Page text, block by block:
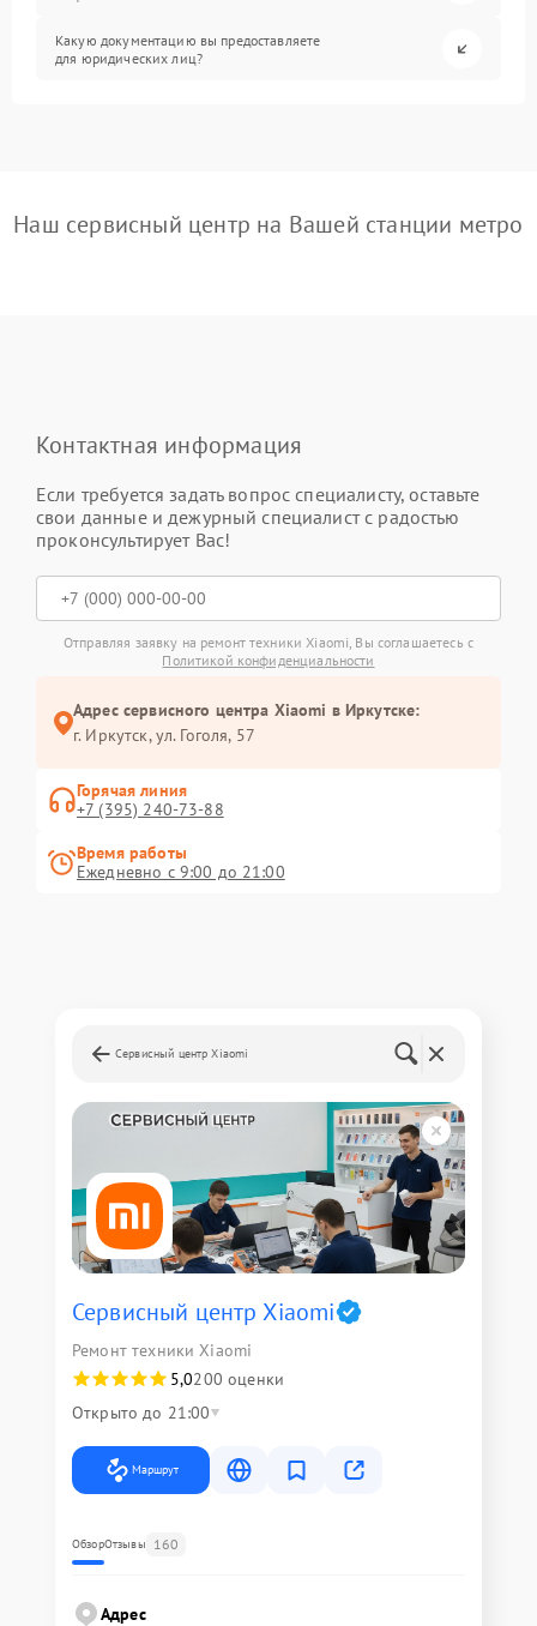
Какую документацию вы предоставляете
для юридических лиц?
Наш сервисный центр на Вашей станции метро
Контактная информация
Если требуется задать вопрос специалисту, оставьте
свои данные и дежурный специалист с радостью
проконсультирует Вас!
Отправляя заявку на ремонт техники Xiaomi, Вы соглашаетесь с
Политикой конфиденциальности
Адрес сервисного центра Xiaomi в Иркутске:
г. Иркутск, ул. ​Гоголя, 57
Горячая линия
+7 (395) 240-73-88
Время работы
Ежедневно с 9:00 до 21:00
Сервисный центр Xiaomi
Сервисный центр Xiaomi
Ремонт техники Xiaomi
5,0200 оценки
Открыто до 21:00
Маршрут
ОбзорОтзывы 160
Адрес